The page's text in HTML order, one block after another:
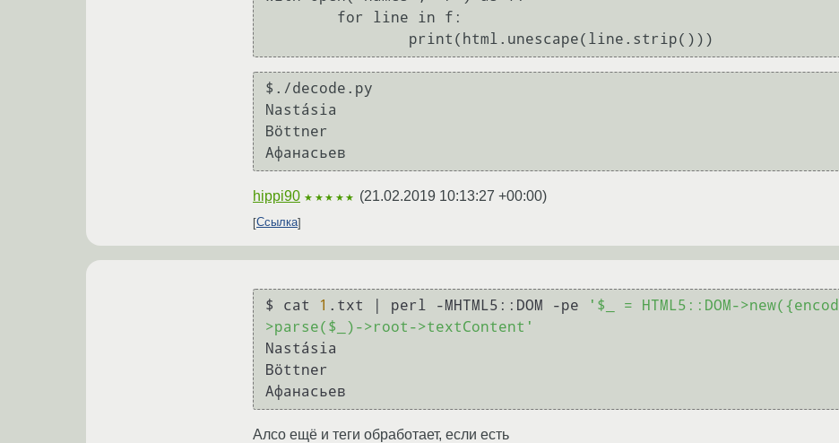
$./decode.py
Nastásia
Böttner
hippi90 ★★★★★ (21.02.2019 10:13:27 +00:00)
Ссылка
$ cat 1 .txt | perl -MHTML5::DOM -pe
'$_ = HTML5::DOM-
>parse($_)->root->textContent'
Nastásia
Böttner
Αфанасьев
Алсо ещё и теги обработает, если есть